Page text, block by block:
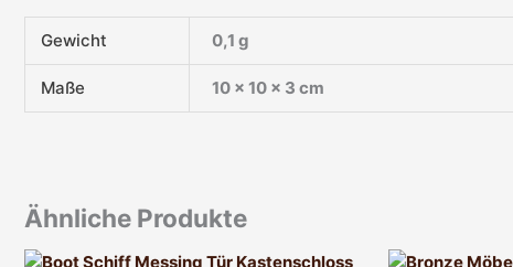
Gewicht 0,1 g
Maße 10 × 10 × 3 cm
Ähnliche Produkte